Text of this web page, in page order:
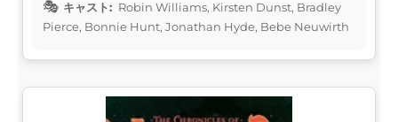
キャスト: Robin Williams, Kirsten Dunst, Bradley
Pierce, Bonnie Hunt, Jonathan Hyde, Bebe Neuwirth